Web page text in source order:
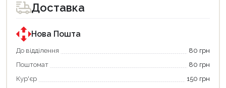
Доставка
Нова Пошта
До відділення
80 грн
Поштомат
80 грн
Кур'єр
150 грн